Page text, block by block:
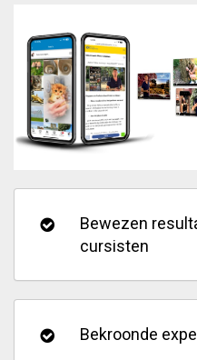
Bewezen
cursisten
Bekroonde